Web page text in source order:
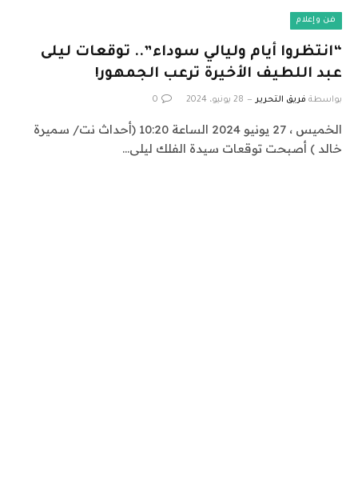
فن وإعلام
“انتظروا أيام وليالي سوداء”.. توقعات ليلى
عبد اللطيف الأخيرة ترعب الجمهور!
بواسطة فريق التحرير 28 يونيو، 2024 0
الخميس ، 27 يونيو 2024 الساعة 10:20 (أحداث نت/ سميرة
خالد ) أصبحت توقعات سيدة الفلك ليلى…